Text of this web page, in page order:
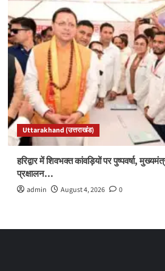
Uttarakhand (उत्तराखंड)
हरिद्वार में शिवभक्त कांवड़ियों पर पुष्पवर्षा,
प्रक्षालन…
admin August 4, 2026 0